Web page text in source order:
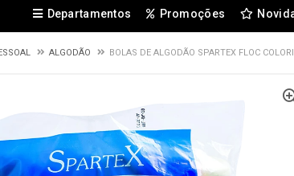
Departamentos Promoções
ALGODÃO BOLAS DE ALGODÃO SPARTEX FLOC